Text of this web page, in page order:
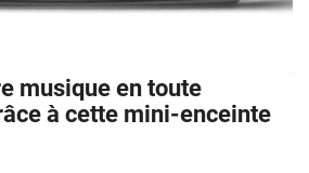
musique en toute
à cette mini-enceinte